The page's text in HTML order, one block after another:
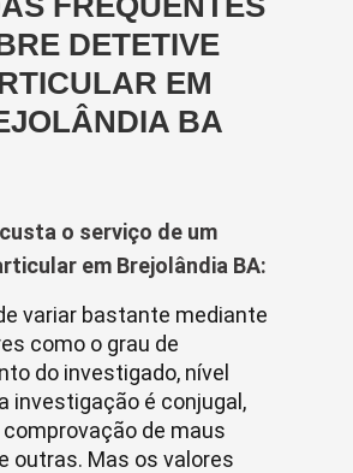
DETETIVE
EM
BA
o serviço de um
em Brejolândia BA:
variar bastante mediante
como o grau de
do investigado, nível
investigação é conjugal,
de maus
outras. Mas os valores